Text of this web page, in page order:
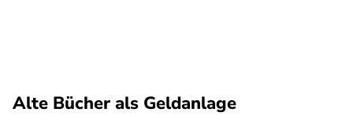
Alte Bücher als Geldanlage